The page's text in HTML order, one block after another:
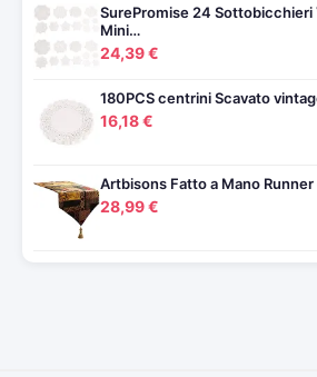
SurePromise 24
Mini…
24,39 €
180PCS centrini Scavato
16,18 €
Artbisons Fatto a Mano
28,99 €